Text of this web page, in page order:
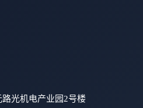
光机电产业园2号楼